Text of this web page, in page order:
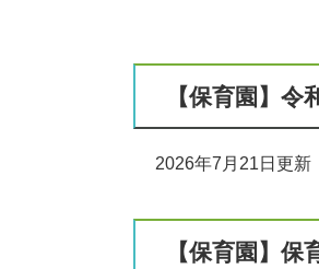
【保育園】令
2026年7月21日更新
【保育園】保